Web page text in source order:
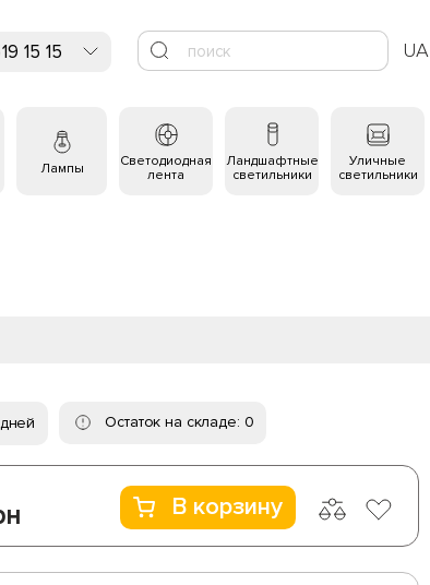
15 15 UA
Лампы
Светодиодная
лента
Ландшафтные
светильники
Уличные
светильники
Остаток на складе: 0
В корзину